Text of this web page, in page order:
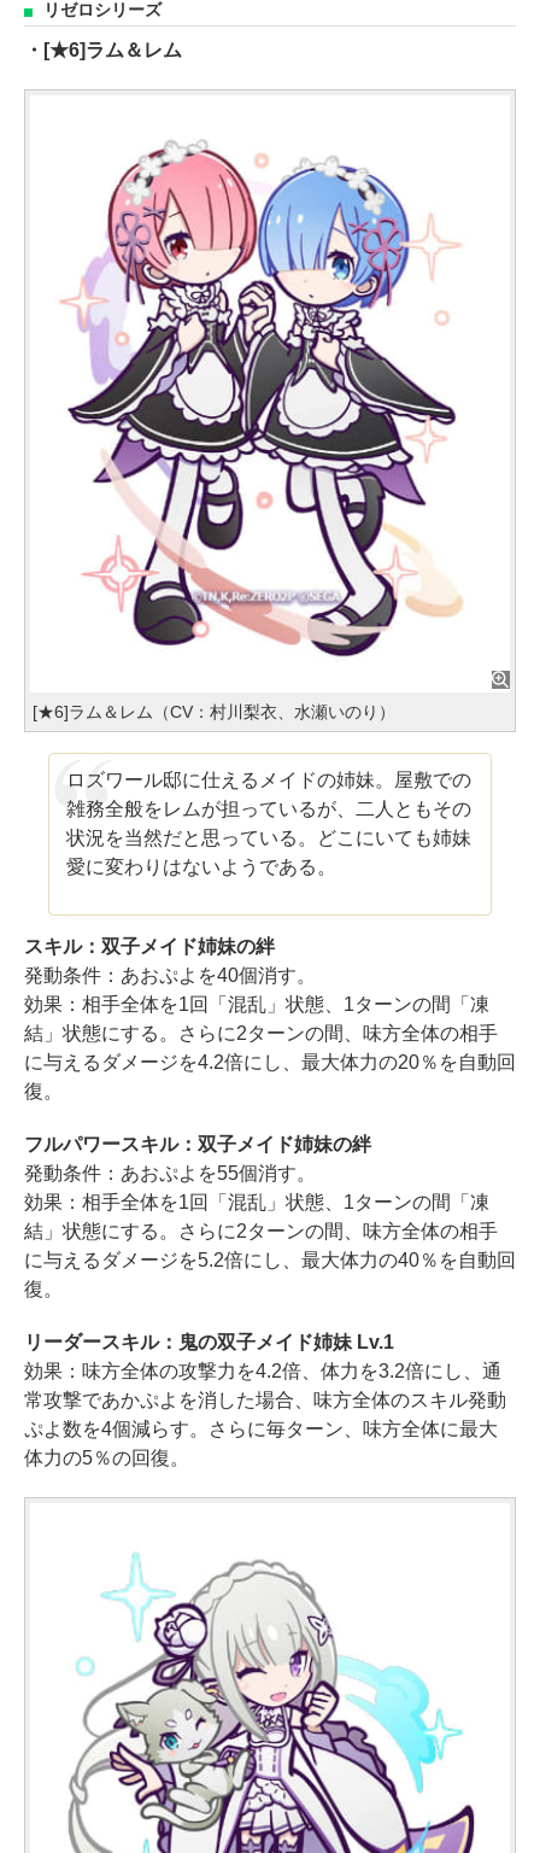
リゼロシリーズ
・[★6]ラム＆レム
[★6]ラム＆レム（CV：村川梨衣、水瀬いのり）
ロズワール邸に仕えるメイドの姉妹。屋敷での
雑務全般をレムが担っているが、二人ともその
状況を当然だと思っている。どこにいても姉妹
愛に変わりはないようである。
スキル：双子メイド姉妹の絆
発動条件：あおぷよを40個消す。
効果：相手全体を1回「混乱」状態、1ターンの間「凍
結」状態にする。さらに2ターンの間、味方全体の相手
に与えるダメージを4.2倍にし、最大体力の20％を自動回
復。
フルパワースキル：双子メイド姉妹の絆
発動条件：あおぷよを55個消す。
効果：相手全体を1回「混乱」状態、1ターンの間「凍
結」状態にする。さらに2ターンの間、味方全体の相手
に与えるダメージを5.2倍にし、最大体力の40％を自動回
復。
リーダースキル：鬼の双子メイド姉妹 Lv.1
効果：味方全体の攻撃力を4.2倍、体力を3.2倍にし、通
常攻撃であかぷよを消した場合、味方全体のスキル発動
ぷよ数を4個減らす。さらに毎ターン、味方全体に最大
体力の5％の回復。